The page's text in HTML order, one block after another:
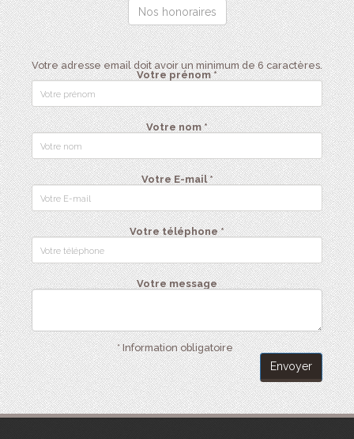
Nos honoraires
Votre adresse email doit avoir un minimum de 6 caractères.
Votre prénom *
Votre nom *
Votre E-mail *
Votre téléphone *
Votre message
* Information obligatoire
Envoyer